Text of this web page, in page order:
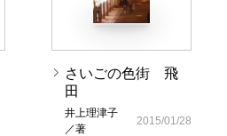
さいごの色街 飛
田
井上理津子
／著
2015/01/28